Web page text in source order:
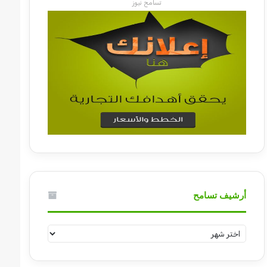
تسامح نيوز
أرشيف تسامح
أرشيف
تسامح